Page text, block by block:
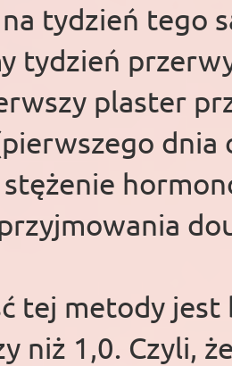
tydzień tego
tydzień
plaster
dnia
tej metody jest
niż 1,0. Czyli,